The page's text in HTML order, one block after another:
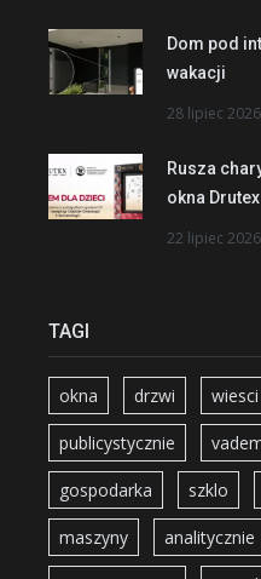
Dom pod
wakacji
28 lipiec 2026
Rusza
okna
22 lipiec 2026
TAGI
okna drzwi wiesci
publicystycznie
gospodarka szklo
maszyny analitycznie